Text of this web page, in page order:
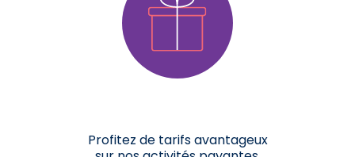
Profitez de tarifs avantageux